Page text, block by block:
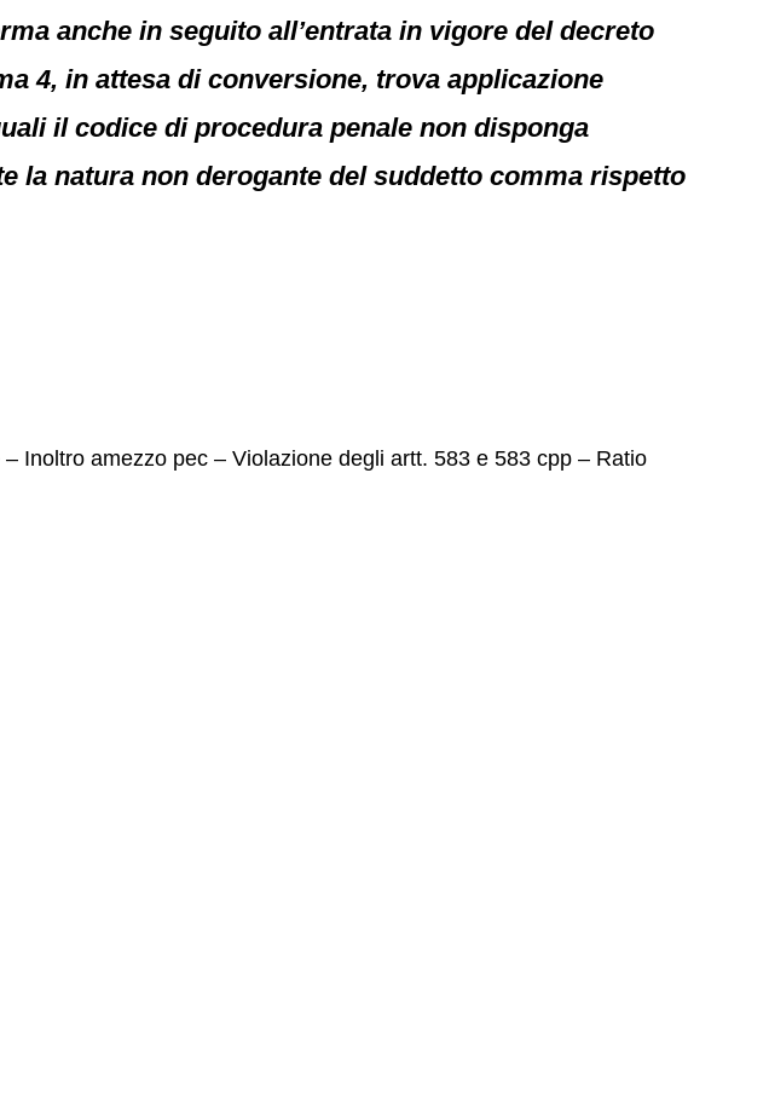
anche in seguito all’entrata in vigore del decreto
4, in attesa di conversione, trova applicazione
il codice di procedura penale non disponga
la natura non derogante del suddetto comma rispetto
Inoltro amezzo pec – Violazione degli artt. 583 e 583 cpp – Ratio